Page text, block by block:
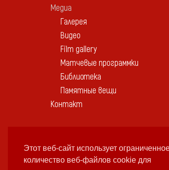
Этот веб-сайт использует
количество веб-файлов cookie для
Медиа
Галерея
Видео
Film gallery
Матчевые программки
Библиотека
Памятные вещи
Контакт